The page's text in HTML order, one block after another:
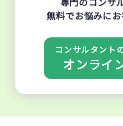
無料でお悩みにお
コンサルタント
オンライ